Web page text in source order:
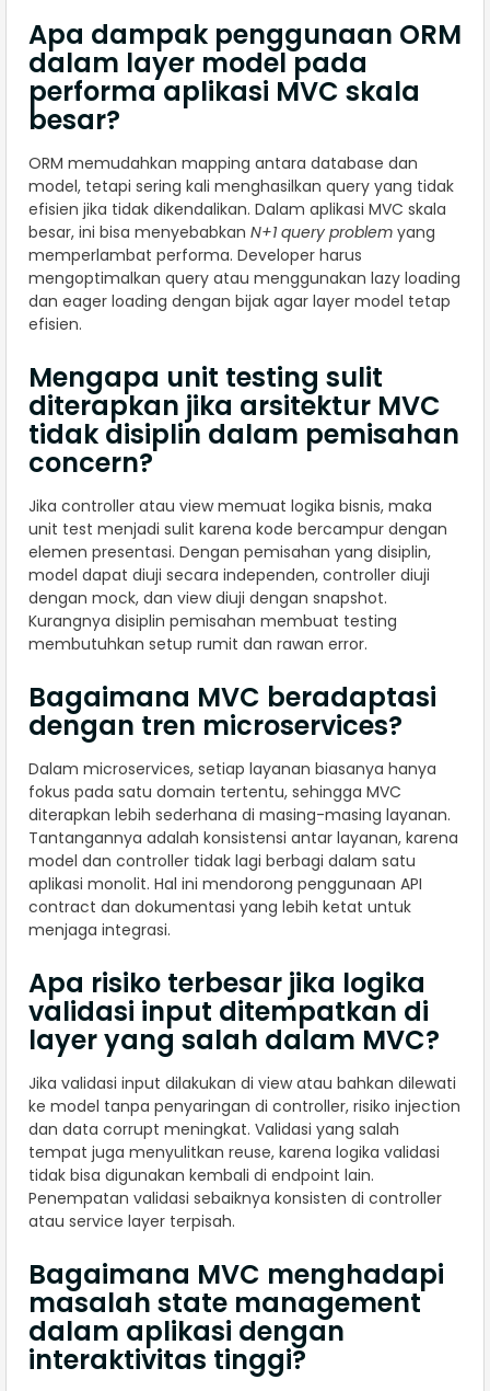
Apa dampak penggunaan ORM
dalam layer model pada
performa aplikasi MVC skala
besar?
ORM memudahkan mapping antara database dan
model, tetapi sering kali menghasilkan query yang tidak
efisien jika tidak dikendalikan. Dalam aplikasi MVC skala
besar, ini bisa menyebabkan N+1 query problem yang
memperlambat performa. Developer harus
mengoptimalkan query atau menggunakan lazy loading
dan eager loading dengan bijak agar layer model tetap
efisien.
Mengapa unit testing sulit
diterapkan jika arsitektur MVC
tidak disiplin dalam pemisahan
concern?
Jika controller atau view memuat logika bisnis, maka
unit test menjadi sulit karena kode bercampur dengan
elemen presentasi. Dengan pemisahan yang disiplin,
model dapat diuji secara independen, controller diuji
dengan mock, dan view diuji dengan snapshot.
Kurangnya disiplin pemisahan membuat testing
membutuhkan setup rumit dan rawan error.
Bagaimana MVC beradaptasi
dengan tren microservices?
Dalam microservices, setiap layanan biasanya hanya
fokus pada satu domain tertentu, sehingga MVC
diterapkan lebih sederhana di masing-masing layanan.
Tantangannya adalah konsistensi antar layanan, karena
model dan controller tidak lagi berbagi dalam satu
aplikasi monolit. Hal ini mendorong penggunaan API
contract dan dokumentasi yang lebih ketat untuk
menjaga integrasi.
Apa risiko terbesar jika logika
validasi input ditempatkan di
layer yang salah dalam MVC?
Jika validasi input dilakukan di view atau bahkan dilewati
ke model tanpa penyaringan di controller, risiko injection
dan data corrupt meningkat. Validasi yang salah
tempat juga menyulitkan reuse, karena logika validasi
tidak bisa digunakan kembali di endpoint lain.
Penempatan validasi sebaiknya konsisten di controller
atau service layer terpisah.
Bagaimana MVC menghadapi
masalah state management
dalam aplikasi dengan
interaktivitas tinggi?